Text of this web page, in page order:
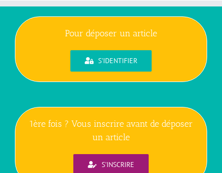
Pour déposer un article
S'IDENTIFIER
1ère fois ? Vous inscrire avant de déposer
un article
S'INSCRIRE